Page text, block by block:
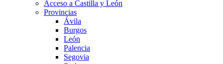
Acceso a Castilla y León
Provincias
Ávila
Burgos
León
Palencia
Segovia